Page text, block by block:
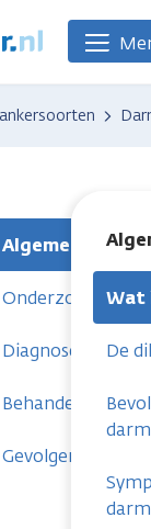
Algemeen
Wat
De
Onderzoeken
Diagnose
Behandelingen
Gevolgen